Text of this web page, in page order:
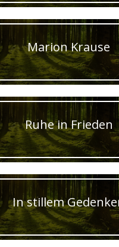
Marion Krause
Ruhe in Frieden
In stillem